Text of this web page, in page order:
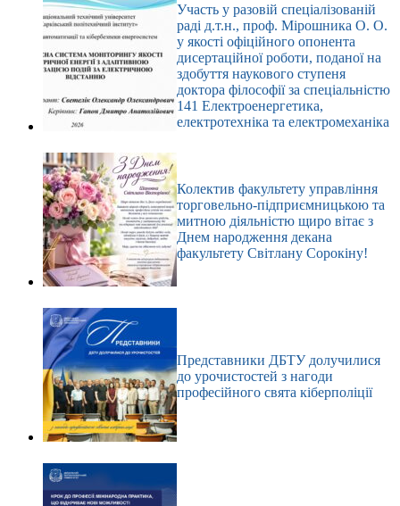
Участь у разовій спеціалізованій
раді д.т.н., проф. Мірошника О. О.
у якості офіційного опонента
дисертаційної роботи, поданої на
здобуття наукового ступеня
доктора філософії за спеціальністю
141 Електроенергетика,
електротехніка та електромеханіка
Колектив факультету управління
торговельно-підприємницькою та
митною діяльністю щиро вітає з
Днем народження декана
факультету Світлану Сорокіну!
Представники ДБТУ долучилися
до урочистостей з нагоди
професійного свята кіберполіції